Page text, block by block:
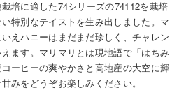
培に適した74シリーズの74112を栽培
特別なテイストを生み出しました。マ
えハニーはまだまだ珍しく、チャレン
ます。マリマリとは現地語で「はちみ
ーヒーの爽やかさと高地産の大空に輝
みをどうぞお楽しみください。